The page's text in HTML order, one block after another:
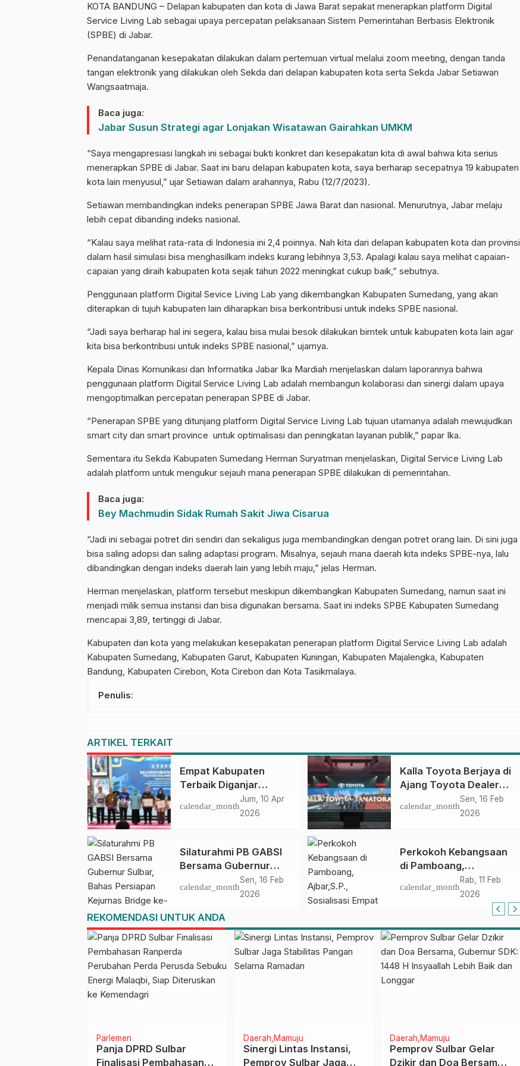
KOTA BANDUNG – Delapan kabupaten dan kota di Jawa Barat sepakat menerapkan platform Digital
Service Living Lab sebagai upaya percepatan pelaksanaan Sistem Pemerintahan Berbasis Elektronik
(SPBE) di Jabar.
Penandatanganan kesepakatan dilakukan dalam pertemuan virtual melalui zoom meeting, dengan tanda
tangan elektronik yang dilakukan oleh Sekda dari delapan kabupaten kota serta Sekda Jabar Setiawan
Wangsaatmaja.
Baca juga:
Jabar Susun Strategi agar Lonjakan Wisatawan Gairahkan UMKM
“Saya mengapresiasi langkah ini sebagai bukti konkret dari kesepakatan kita di awal bahwa kita serius
menerapkan SPBE di Jabar. Saat ini baru delapan kabupaten kota, saya berharap secepatnya 19 kabupaten
kota lain menyusul,” ujar Setiawan dalam arahannya, Rabu (12/7/2023).
Setiawan membandingkan indeks penerapan SPBE Jawa Barat dan nasional. Menurutnya, Jabar melaju
lebih cepat dibanding indeks nasional.
“Kalau saya melihat rata-rata di Indonesia ini 2,4 poinnya. Nah kita dari delapan kabupaten kota dan provinsi
dalam hasil simulasi bisa menghasilkam indeks kurang lebihnya 3,53. Apalagi kalau saya melihat capaian-
capaian yang diraih kabupaten kota sejak tahun 2022 meningkat cukup baik,” sebutnya.
Penggunaan platform Digital Sevice Living Lab yang dikembangkan Kabupaten Sumedang, yang akan
diterapkan di tujuh kabupaten lain diharapkan bisa berkontribusi untuk indeks SPBE nasional.
“Jadi saya berharap hal ini segera, kalau bisa mulai besok dilakukan bimtek untuk kabupaten kota lain agar
kita bisa berkontribusi untuk indeks SPBE nasional,” ujarnya.
Kepala Dinas Komunikasi dan Informatika Jabar Ika Mardiah menjelaskan dalam laporannya bahwa
penggunaan platform Digital Service Living Lab adalah membangun kolaborasi dan sinergi dalam upaya
mengoptimalkan percepatan penerapan SPBE di Jabar.
“Penerapan SPBE yang ditunjang platform Digital Service Living Lab tujuan utamanya adalah mewujudkan
smart city dan smart province untuk optimalisasi dan peningkatan layanan publik,” papar Ika.
Sementara itu Sekda Kabupaten Sumedang Herman Suryatman menjelaskan, Digital Service Living Lab
adalah platform untuk mengukur sejauh mana penerapan SPBE dilakukan di pemerintahan.
Baca juga:
Bey Machmudin Sidak Rumah Sakit Jiwa Cisarua
“Jadi ini sebagai potret diri sendiri dan sekaligus juga membandingkan dengan potret orang lain. Di sini juga
bisa saling adopsi dan saling adaptasi program. Misalnya, sejauh mana daerah kita indeks SPBE-nya, lalu
dibandingkan dengan indeks daerah lain yang lebih maju,” jelas Herman.
Herman menjelaskan, platform tersebut meskipun dikembangkan Kabupaten Sumedang, namun saat ini
menjadi milik semua instansi dan bisa digunakan bersama. Saat ini indeks SPBE Kabupaten Sumedang
mencapai 3,89, tertinggi di Jabar.
Kabupaten dan kota yang melakukan kesepakatan penerapan platform Digital Service Living Lab adalah
Kabupaten Sumedang, Kabupaten Garut, Kabupaten Kuningan, Kabupaten Majalengka, Kabupaten
Bandung, Kabupaten Cirebon, Kota Cirebon dan Kota Tasikmalaya.
Penulis:
ARTIKEL TERKAIT
Empat Kabupaten
Terbaik Diganjar
Penghargaan di
Musrenbang Sulbar
calendar_month
Jum, 10 Apr
2026
Kalla Toyota Berjaya di
Ajang Toyota Dealer
Convention 2026
calendar_month
Sen, 16 Feb
2026
Silaturahmi PB GABSI
Bersama Gubernur
Sulbar, Bahas
Persiapan Kejurnas
Kongres GABSI XXVII
Tahun 2026
calendar_month
Sen, 16 Feb
2026
Perkokoh Kebangsaan
di Pamboang,
Ajbar,S.P., Sosialisasi
Empat Pilar di Desa
calendar_month
Rab, 11 Feb
2026
REKOMENDASI UNTUK ANDA
Parlemen
Panja DPRD Sulbar
Finalisasi Pembahasan
Daerah Mamuju
Sinergi Lintas Instansi,
Pemprov Sulbar Jaga
Daerah Mamuju
Pemprov Sulbar Gelar
Dzikir dan Doa Bersama,